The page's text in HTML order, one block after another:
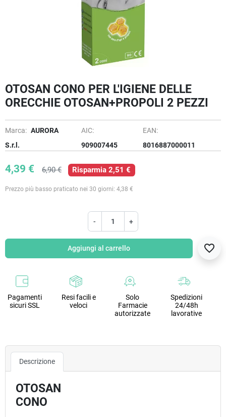
OTOSAN CONO PER L'IGIENE DELLE
ORECCHIE OTOSAN+PROPOLI 2 PEZZI
Marca: AURORA
S.r.l.
AIC:
909007445
EAN:
8016887000011
4,39 € 6,90 € Risparmia 2,51 €
Prezzo più basso praticato nei 30 giorni: 4,38 €
- +
Aggiungi al carrello favorite_border
Pagamenti
sicuri SSL
Resi facili e
veloci
Solo
Farmacie
autorizzate
Spedizioni
24/48h
lavorative
Descrizione
OTOSAN
CONO